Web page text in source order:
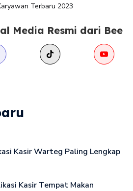
Terbaru 2023
Media Resmi dari Bee
Kasir Warteg Paling Lengkap
Kasir Tempat Makan